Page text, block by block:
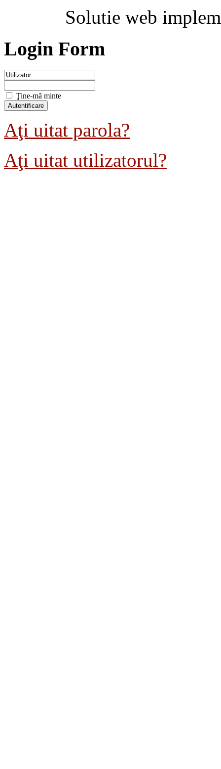
Solutie web
Login Form
Ţine-mă minte
Aţi uitat parola?
Aţi uitat utilizatorul?